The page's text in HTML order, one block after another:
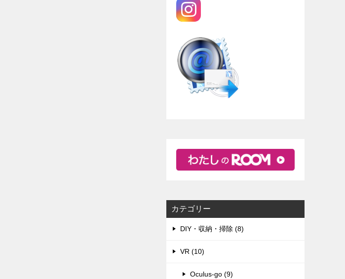
カテゴリー
DIY・収納・掃除 (8)
VR (10)
Oculus-go (9)